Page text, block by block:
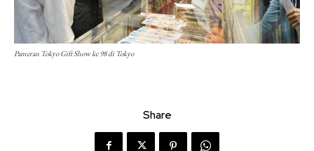
Pameran Tokyo Gift Show ke 98 di Tokyo
Share